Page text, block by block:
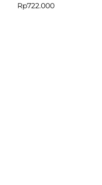
Rp722.000